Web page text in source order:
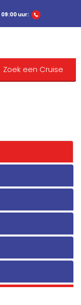
09:00 uur:
Zoek een Cruise